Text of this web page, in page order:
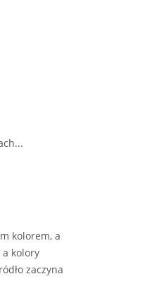
kolorem, a
a kolory
zaczyna